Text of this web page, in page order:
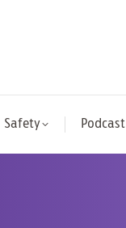
Podcast